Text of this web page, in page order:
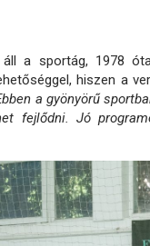
a sportág, 1978
hiszen a
a gyönyörű
fejlődni. Jó